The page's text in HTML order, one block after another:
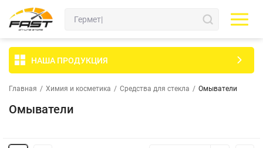
НАША ПРОДУКЦИЯ
Главная / Химия и косметика / Средства для стекла / Омыватели
Омыватели